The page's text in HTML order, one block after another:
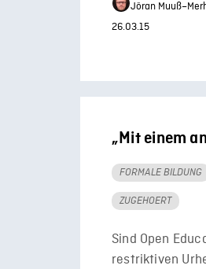
Jöran
26.03.15
„Mit einem
FORMALE BILDUNG
ZUGEHOERT
Sind Open
restriktiven